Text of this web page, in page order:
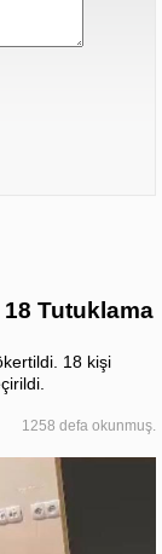
Tutuklama
18 kişi
1258 defa okunmuş.